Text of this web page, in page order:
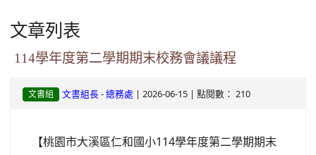
文章列表
114學年度第二學期期末校務會議議程
文書組 文書組長- 總務處 | 2026-06-15 | 點閱數： 210
【桃園市大溪區仁和國小114學年度第二學期期末